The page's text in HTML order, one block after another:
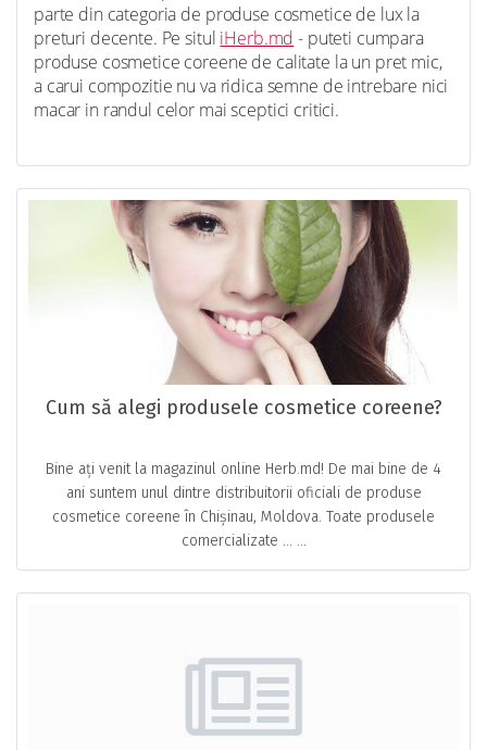
parte din categoria de produse cosmetice de lux la
preturi decente. Pe situl iHerb.md - puteti cumpara
produse cosmetice coreene de calitate la un pret mic,
a carui compozitie nu va ridica semne de intrebare nici
macar in randul celor mai sceptici critici.
Cum să alegi produsele cosmetice coreene?
Bine ați venit la magazinul online Herb.md! De mai bine de 4
ani suntem unul dintre distribuitorii oficiali de produse
cosmetice coreene în Chișinau, Moldova. Toate produsele
comercializate … ...